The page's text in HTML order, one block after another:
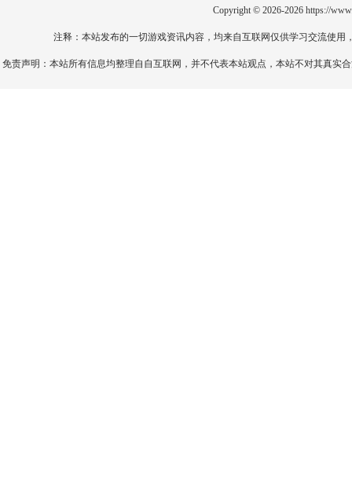
Copyright © 2026-2026 https://
注释：本站发布的一切游戏资讯内容，均来自互联网仅供学习交流使
免责声明：本站所有信息均整理自自互联网，并不代表本站观点，本站不对其真实